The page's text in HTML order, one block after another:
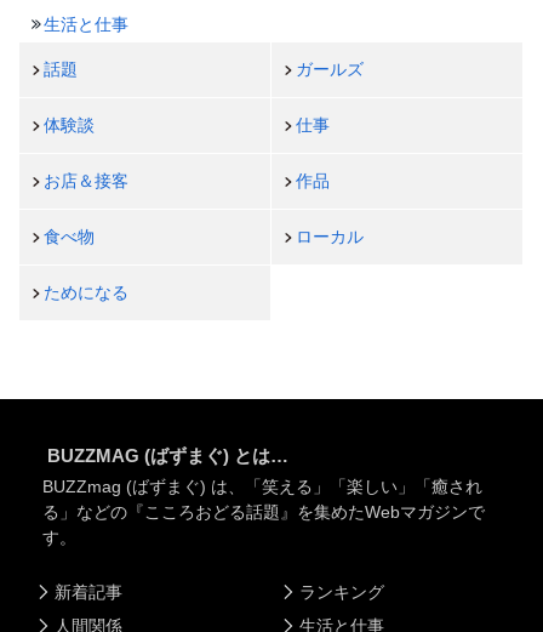
生活と仕事
話題 ガールズ
体験談 仕事
お店＆接客 作品
食べ物 ローカル
ためになる
BUZZMAG (ばずまぐ) とは…
BUZZmag (ばずまぐ) は、「笑える」「楽しい」「癒され
る」などの『こころおどる話題』を集めたWebマガジンで
す。
新着記事
人間関係
ランキング
生活と仕事